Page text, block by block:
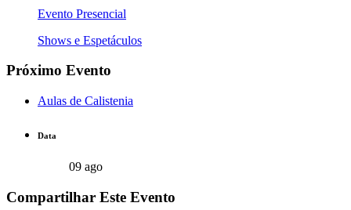
Evento Presencial
Shows e Espetáculos
Próximo Evento
Aulas de Calistenia
Data
09 ago
Compartilhar Este Evento